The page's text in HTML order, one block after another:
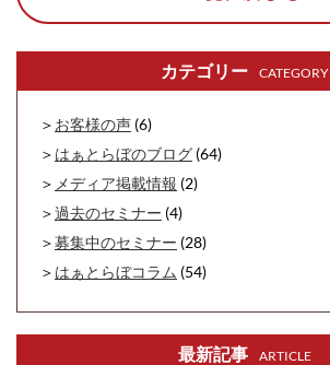
カテゴリー CATEGORY
お客様の声 (6)
はぁとらぼのブログ (64)
メディア掲載情報 (2)
過去のセミナー (4)
募集中のセミナー (28)
はぁとらぼコラム (54)
最新記事 ARTICLE